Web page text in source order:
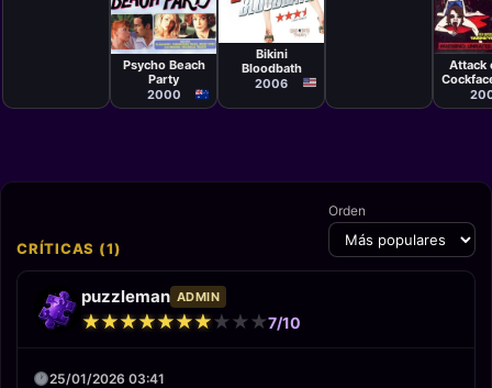
Película
Robert Lee
King
Psycho Beach
Party
2000
Película
Thomas
Edward
Seymour,
Johnathan
Gorman
Bikini
Bloodbath
2006
Jason
Attack
CRÍTICAS (1)
Orden
puzzleman ADMIN
★
★★
★★
★★
★★
★★
★★
★★
★★
★★
★7/10
25/01/2026 03:41